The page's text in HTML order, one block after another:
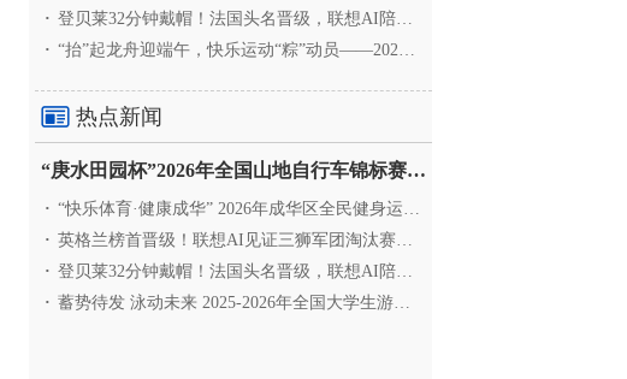
· 登贝莱32分钟戴帽！法国头名晋级，联想AI陪伴世界杯
· “抬”起龙舟迎端午，快乐运动“粽”动员——2026年成华区
热点新闻
“庚水田园杯”2026年全国山地自行车锦标赛暨全国青年
· “快乐体育·健康成华” 2026年成华区全民健身运动会暨
· 英格兰榜首晋级！联想AI见证三狮军团淘汰赛征程
· 登贝莱32分钟戴帽！法国头名晋级，联想AI陪伴世界杯
· 蓄势待发 泳动未来 2025-2026年全国大学生游泳锦标赛